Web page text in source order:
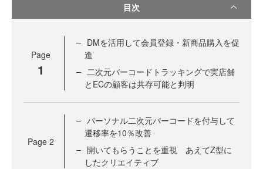
目次
Page
1
DMを活用して会員登録・新商品購入を促
進
二次元バーコードトラッキングで実店舗
とECの顧客は共存可能と判明
Page 2
パーソナル二次元バーコードを付与して
遷移率を10％改善
開いてもらうことを重視 あえてZ型に
したクリエイティブ